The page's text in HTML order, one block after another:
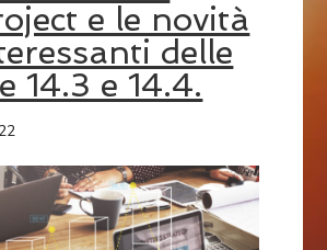
e le novità
delle
14.3 e 14.4.